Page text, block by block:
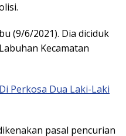
(9/6/2021). Dia diciduk
Kecamatan
Perkosa Dua Laki-Laki
pasal pencurian